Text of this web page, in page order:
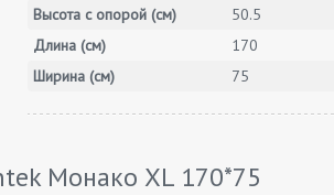
Высота с опорой (см)
50.5
Длина (см)
170
Ширина (см)
75
Монако XL 170*75